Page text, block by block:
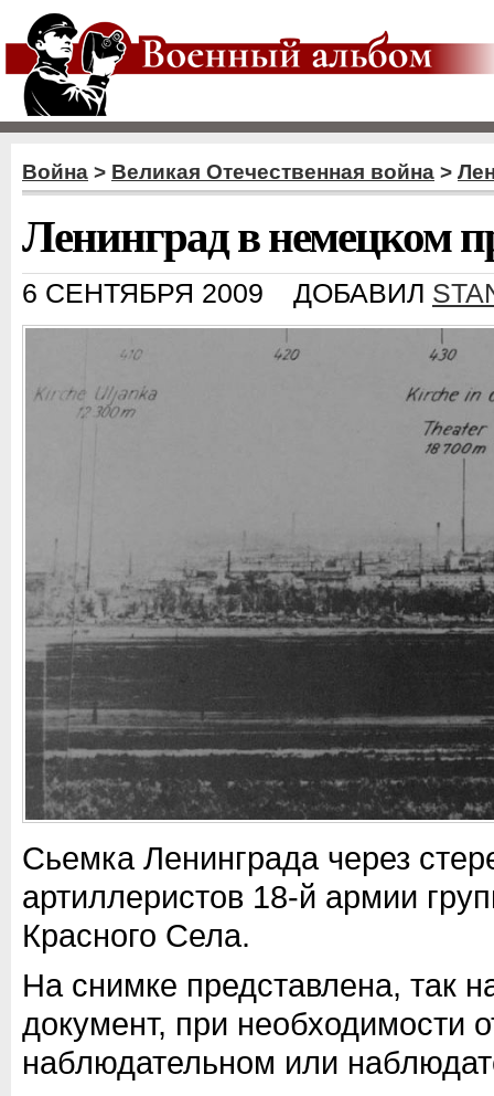
Война > Великая Отечественная война >
Ленинград в немецком
6 СЕНТЯБРЯ 2009 ДОБАВИЛ
Сьемка Ленинграда через
артиллеристов 18-й армии
Красного Села.
На снимке представлена, так
документ, при необходимости
наблюдательном или